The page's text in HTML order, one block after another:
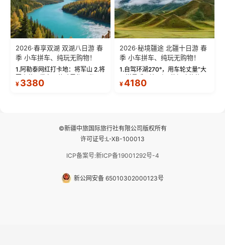
2026·春享双湖 双湖八日游 春
季 小车拼车、纯玩无购物！
1.阿勒泰网红打卡地：将军山 2.将
将军山，夕阳派对，蹦迪party 4.
¥ 3380
2026·秘境疆途 北疆十日游 春
季 小车拼车、纯玩无购物！
1.自驾环湖270°，用车轮丈量“大
让雪山、花海与深邃湖水在转弯
¥4180
©新疆中旅国际旅行社有限公司版权所有
许可证号:L-XB-100013
ICP备案号:新ICP备19001292号-4
新公网安备 65010302000123号